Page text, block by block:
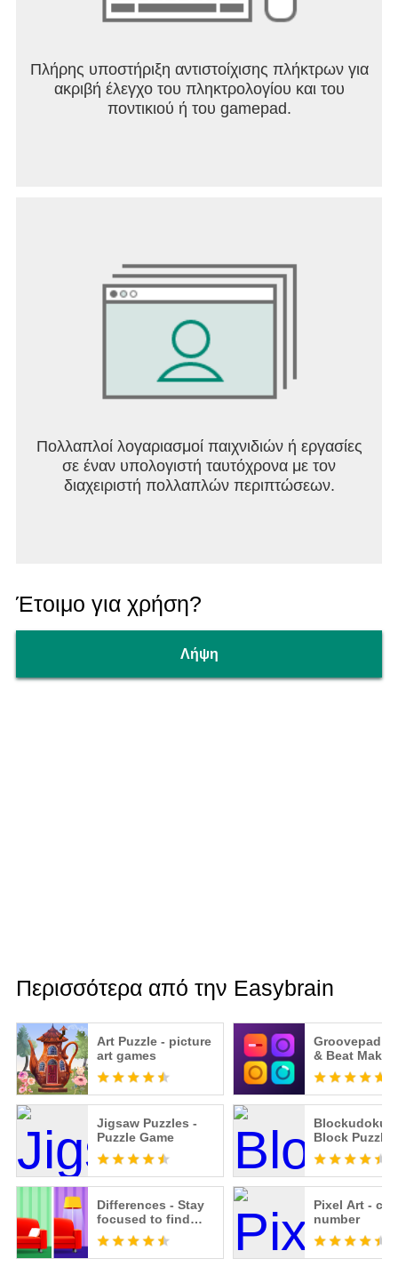
Πλήρης υποστήριξη αντιστοίχισης πλήκτρων για
ακριβή έλεγχο του πληκτρολογίου και του
ποντικιού ή του gamepad.
Πολλαπλοί λογαριασμοί παιχνιδιών ή εργασίες
σε έναν υπολογιστή ταυτόχρονα με τον
διαχειριστή πολλαπλών περιπτώσεων.
Έτοιμο για χρήση?
Λήψη
Περισσότερα από την Easybrain
Art Puzzle - picture
art games
Groovepad -
& Beat Maker
Jigsaw Puzzles -
Puzzle Game
Blockudoku®
Block Puzzle
Differences - Stay
focused to find
them all
Pixel Art -
number